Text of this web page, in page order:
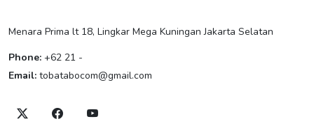
Menara Prima lt 18, Lingkar Mega Kuningan Jakarta Selatan
Phone: +62 21 -
Email: tobatabocom@gmail.com